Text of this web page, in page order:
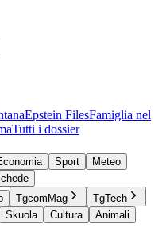
Epstein FilesFamiglia nel
Tutti i dossier
Sport
Meteo
TgcomMag
TgTech
Skuola Cultura
Animali